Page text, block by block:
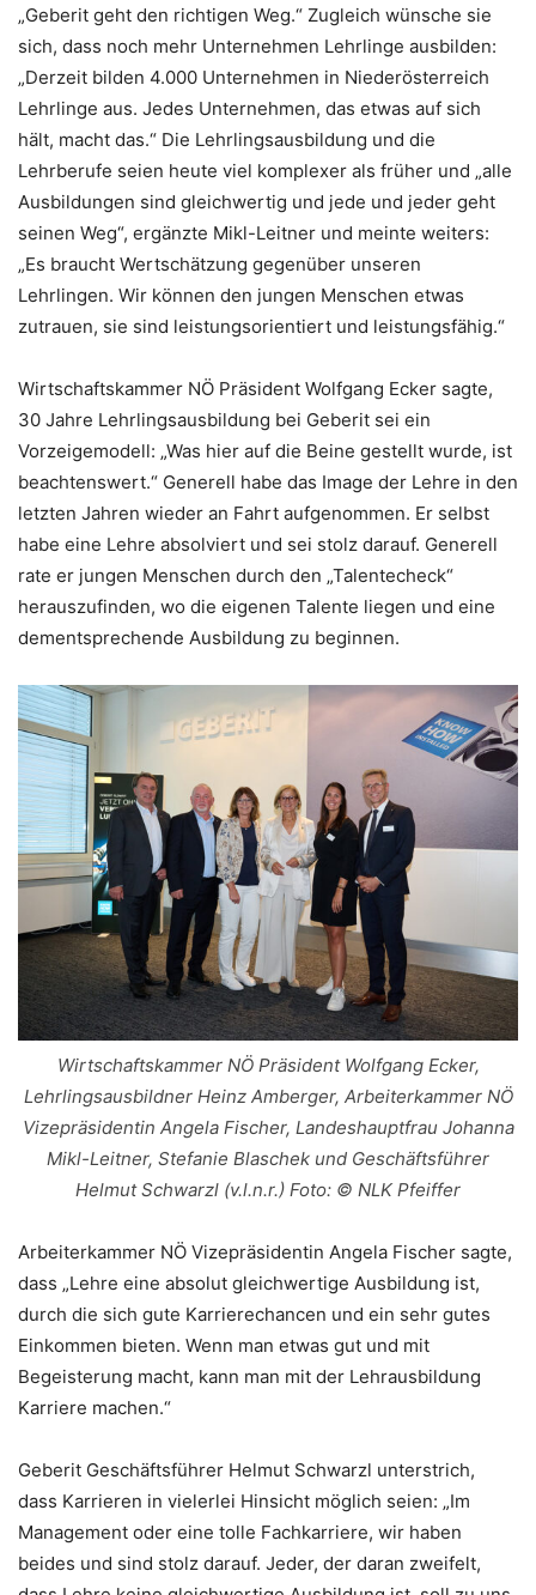
„Geberit geht den richtigen Weg.“ Zugleich wünsche sie
sich, dass noch mehr Unternehmen Lehrlinge ausbilden:
„Derzeit bilden 4.000 Unternehmen in Niederösterreich
Lehrlinge aus. Jedes Unternehmen, das etwas auf sich
hält, macht das.“ Die Lehrlingsausbildung und die
Lehrberufe seien heute viel komplexer als früher und „alle
Ausbildungen sind gleichwertig und jede und jeder geht
seinen Weg“, ergänzte Mikl-Leitner und meinte weiters:
„Es braucht Wertschätzung gegenüber unseren
Lehrlingen. Wir können den jungen Menschen etwas
zutrauen, sie sind leistungsorientiert und leistungsfähig.“
Wirtschaftskammer NÖ Präsident Wolfgang Ecker sagte,
30 Jahre Lehrlingsausbildung bei Geberit sei ein
Vorzeigemodell: „Was hier auf die Beine gestellt wurde, ist
beachtenswert.“ Generell habe das Image der Lehre in den
letzten Jahren wieder an Fahrt aufgenommen. Er selbst
habe eine Lehre absolviert und sei stolz darauf. Generell
rate er jungen Menschen durch den „Talentecheck“
herauszufinden, wo die eigenen Talente liegen und eine
dementsprechende Ausbildung zu beginnen.
Wirtschaftskammer NÖ Präsident Wolfgang Ecker,
Lehrlingsausbildner Heinz Amberger, Arbeiterkammer NÖ
Vizepräsidentin Angela Fischer, Landeshauptfrau Johanna
Mikl-Leitner, Stefanie Blaschek und Geschäftsführer
Helmut Schwarzl (v.l.n.r.) Foto: © NLK Pfeiffer
Arbeiterkammer NÖ Vizepräsidentin Angela Fischer sagte,
dass „Lehre eine absolut gleichwertige Ausbildung ist,
durch die sich gute Karrierechancen und ein sehr gutes
Einkommen bieten. Wenn man etwas gut und mit
Begeisterung macht, kann man mit der Lehrausbildung
Karriere machen.“
Geberit Geschäftsführer Helmut Schwarzl unterstrich,
dass Karrieren in vielerlei Hinsicht möglich seien: „Im
Management oder eine tolle Fachkarriere, wir haben
beides und sind stolz darauf. Jeder, der daran zweifelt,